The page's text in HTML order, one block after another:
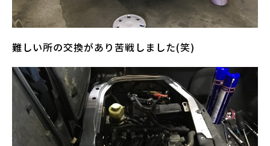
難しい所の交換があり苦戦しました(笑)